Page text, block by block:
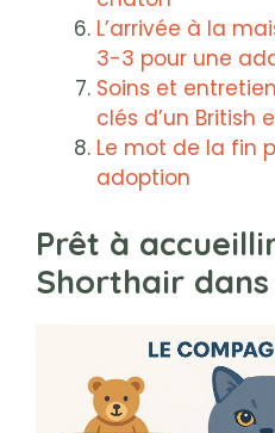
L’arrivée à la
3-3 pour une
Soins et
clés d’un British
Le mot de la fin
adoption
Prêt à
Shorthair